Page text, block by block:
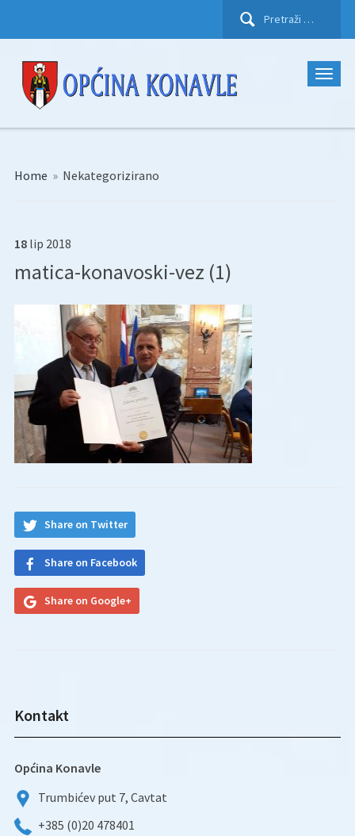
Pretraži:
Home » Nekategorizirano
18 lip 2018
matica-konavoski-vez (1)
Share on Twitter
Share on Facebook
Share on Google+
Kontakt
Općina Konavle
Trumbićev put 7, Cavtat
+385 (0)20 478401